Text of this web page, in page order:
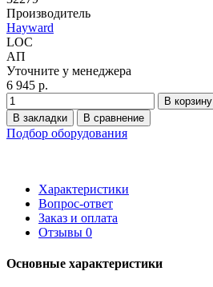
Производитель
Hayward
LOC
АП
Уточните у менеджера
6 945 р.
В корзину
В закладки
В сравнение
Подбор оборудования
Характеристики
Вопрос-ответ
Заказ и оплата
Отзывы 0
Основные характеристики